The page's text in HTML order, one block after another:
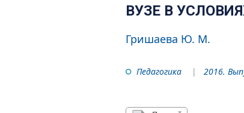
ВУЗЕ В
Гришаева Ю. М.
Педагогика 2016.